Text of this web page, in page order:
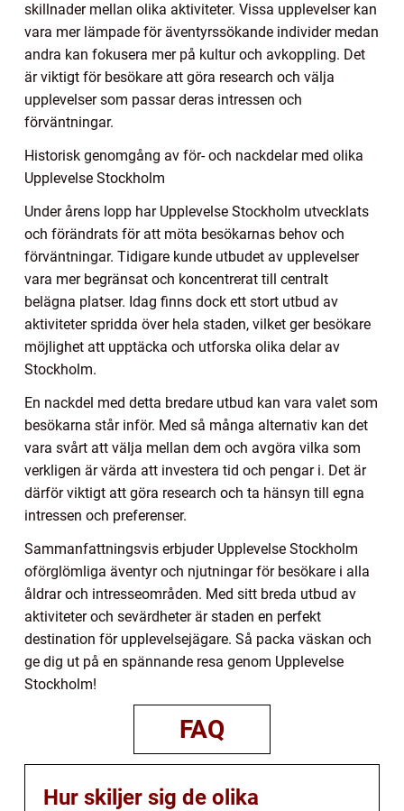
skillnader mellan olika aktiviteter. Vissa upplevelser kan
vara mer lämpade för äventyrssökande individer medan
andra kan fokusera mer på kultur och avkoppling. Det
är viktigt för besökare att göra research och välja
upplevelser som passar deras intressen och
förväntningar.
Historisk genomgång av för- och nackdelar med olika
Upplevelse Stockholm
Under årens lopp har Upplevelse Stockholm utvecklats
och förändrats för att möta besökarnas behov och
förväntningar. Tidigare kunde utbudet av upplevelser
vara mer begränsat och koncentrerat till centralt
belägna platser. Idag finns dock ett stort utbud av
aktiviteter spridda över hela staden, vilket ger besökare
möjlighet att upptäcka och utforska olika delar av
Stockholm.
En nackdel med detta bredare utbud kan vara valet som
besökarna står inför. Med så många alternativ kan det
vara svårt att välja mellan dem och avgöra vilka som
verkligen är värda att investera tid och pengar i. Det är
därför viktigt att göra research och ta hänsyn till egna
intressen och preferenser.
Sammanfattningsvis erbjuder Upplevelse Stockholm
oförglömliga äventyr och njutningar för besökare i alla
åldrar och intresseområden. Med sitt breda utbud av
aktiviteter och sevärdheter är staden en perfekt
destination för upplevelsejägare. Så packa väskan och
ge dig ut på en spännande resa genom Upplevelse
Stockholm!
FAQ
Hur skiljer sig de olika